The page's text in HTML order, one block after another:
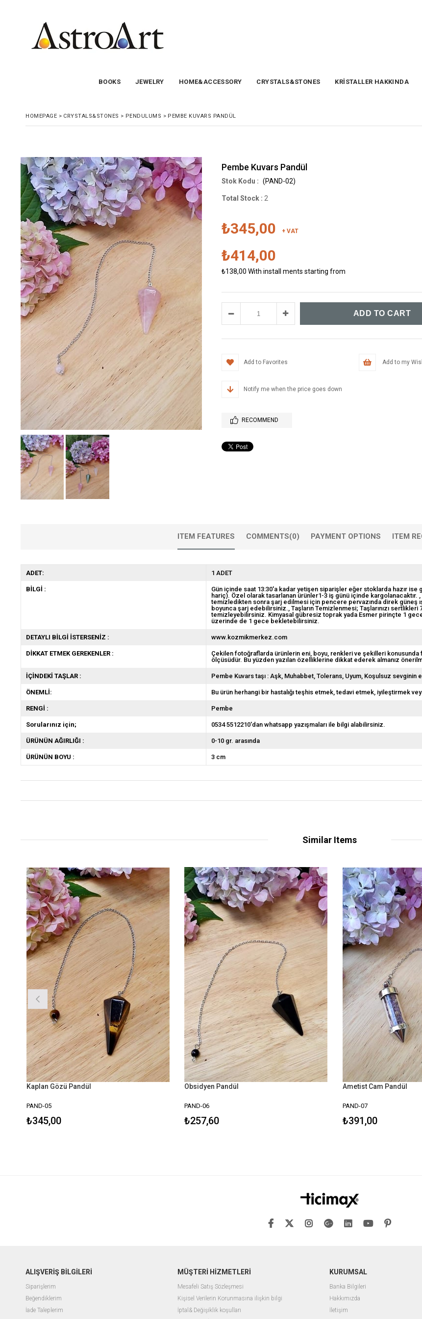
BOOKS JEWELRY HOME&ACCESSORY CRYSTALS&STONES KRİSTALLER HAKKINDA
HOMEPAGE > CRYSTALS&STONES > PENDULUMS > PEMBE KUVARS PANDÜL
Pembe Kuvars Pandül
(PAND-02)
Total Stock : 2
₺345,00 + VAT
₺414,00
₺138,00 With install ments starting from
Add to Favorites Add to my
Notify me when the price goes down
RECOMMEND
ITEM FEATURES COMMENTS(0) PAYMENT OPTIONS ITEM
ADET: 1 ADET
BİLGİ :
Gün içinde saat 13:30'a kadar yetişen siparişler eğer stoklarda hazır
hariç). Özel olarak tasarlanan ürünler1-3 iş günü içinde kargolanacaktır.
temizledikten sonra şarj edilmesi için pencere pervazında direk güneş
boyunca şarj edebilirsiniz. Taşların Temizlenmesi; Taşlarınızı
temizleyebilirsiniz. Kimyasal gübresiz toprak yada Esmer pirinçte 1
üzerinde de 1 gece bekletebilirsiniz.
DETAYLI BİLGİ İSTERSENİZ : www.kozmikmerkez.com
DİKKAT ETMEK GEREKENLER :
Çekilen fotoğraflarda ürünlerin eni, boyu, renkleri ve şekilleri konusunda
ölçüsüdür. Bu yüzden yazılan özelliklerine dikkat ederek almanız
İÇİNDEKİ TAŞLAR : Pembe Kuvars taşı : Aşk, Muhabbet, Tolerans, Uyum, Koşulsuz sevginin
ÖNEMLİ: Bu ürün herhangi bir hastalığı teşhis etmek, tedavi etmek, iyileştirmek
RENGİ : Pembe
Sorularınız için; 0534 5512210'dan whatsapp yazışmaları ile bilgi alabilirsiniz.
ÜRÜNÜN AĞIRLIĞI : 0-10 gr. arasında
ÜRÜNÜN BOYU : 3 cm
Similar Items
Kaplan Gözü Pandül
PAND-05
₺345,00
Obsidyen Pandül
PAND-06
₺257,60
Ametist Cam Pandül
PAND-07
₺391,00
ALIŞVERİŞ BİLGİLERİ
Siparişlerim
Beğendiklerim
İade Taleplerim
MÜŞTERİ HİZMETLERİ
Mesafeli Satış Sözleşmesi
Kişisel Verilerin Korunmasına ilişkin bilgi
İptal& Değişiklik koşulları
KURUMSAL
Banka Bilgileri
Hakkımızda
İletişim